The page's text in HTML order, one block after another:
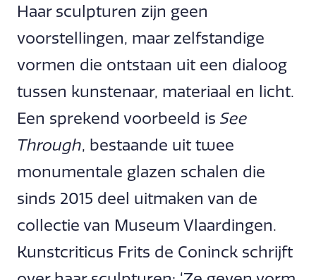
Haar sculpturen zijn geen
voorstellingen, maar zelfstandige
vormen die ontstaan uit een dialoog
tussen kunstenaar, materiaal en licht.
Een sprekend voorbeeld is See
Through, bestaande uit twee
monumentale glazen schalen die
sinds 2015 deel uitmaken van de
collectie van Museum Vlaardingen.
Kunstcriticus Frits de Coninck schrijft